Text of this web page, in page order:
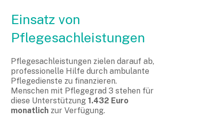
Einsatz von
Pflegesachleistungen
Pflegesachleistungen zielen darauf ab,
professionelle Hilfe durch ambulante
Pflegedienste zu finanzieren.
Menschen mit Pflegegrad 3 stehen für
diese Unterstützung 1.432 Euro
monatlich zur Verfügung.